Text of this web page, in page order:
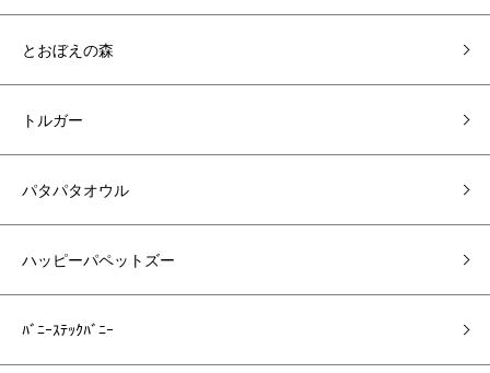
とおぼえの森
トルガー
パタパタオウル
ハッピーパペットズー
ﾊﾞﾆｰｽﾃｯｸﾊﾞﾆｰ